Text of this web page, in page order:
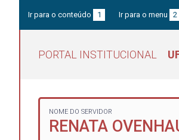
Ir para o conteúdo 1 Ir para o menu 2
PORTAL INSTITUCIONAL
NOME DO SERVIDOR
RENATA